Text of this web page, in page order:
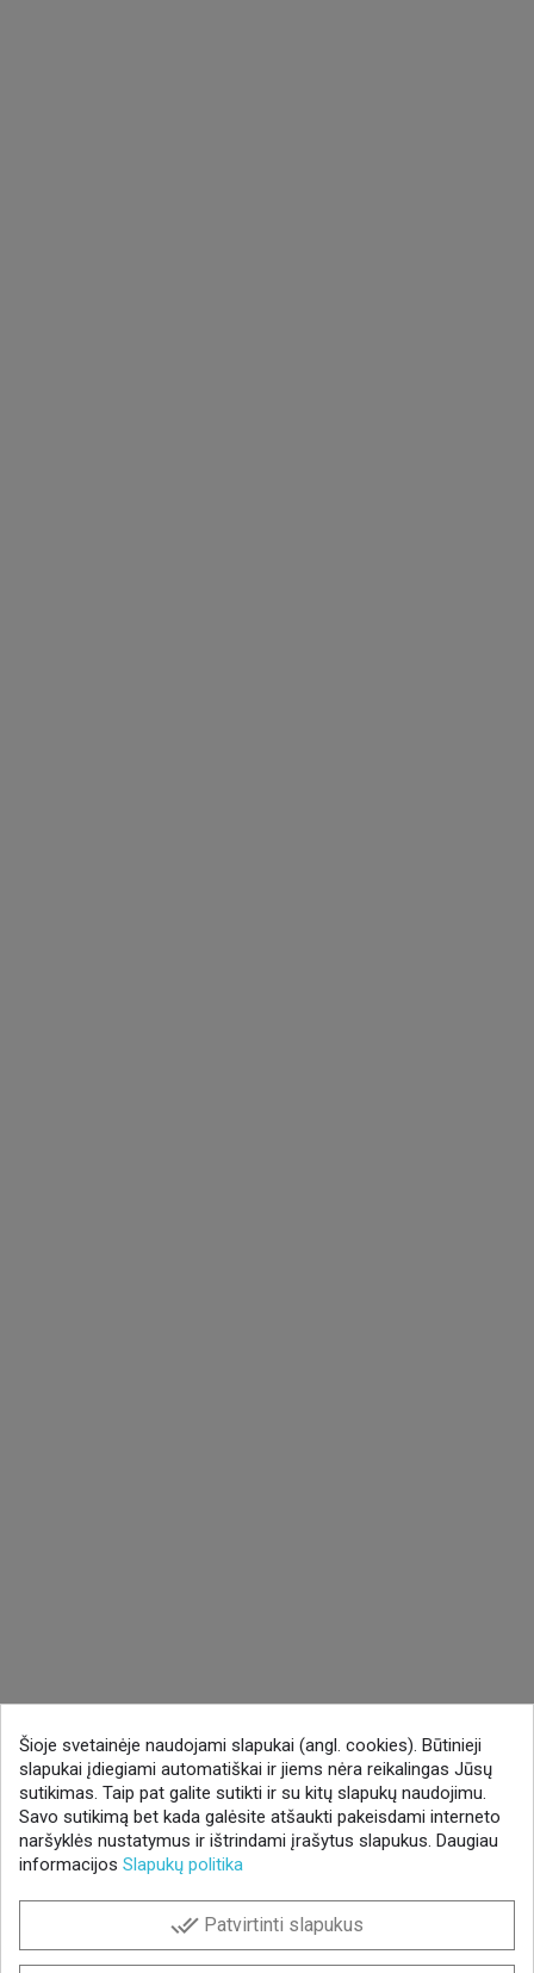
Šioje svetainėje naudojami slapukai (angl. cookies). Būtinieji
slapukai įdiegiami automatiškai ir jiems nėra reikalingas Jūsų
sutikimas. Taip pat galite sutikti ir su kitų slapukų naudojimu.
Savo sutikimą bet kada galėsite atšaukti pakeisdami interneto
naršyklės nustatymus ir ištrindami įrašytus slapukus. Daugiau
informacijos Slapukų politika
done_all Patvirtinti slapukus